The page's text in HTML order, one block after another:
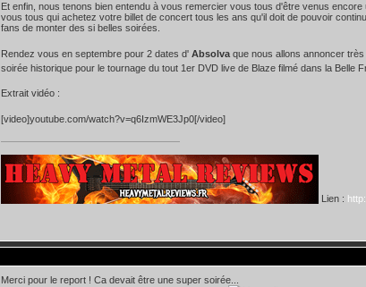
Et enfin, nous tenons bien entendu à vous remercier vous tous d'être venus
vous tous qui achetez votre billet de concert tous les ans qu'il doit de pouvoir
fans de monter des si belles soirées.
Rendez vous en septembre pour 2 dates d' Absolva que nous allons annoncer
soirée historique pour le tournage du tout 1er DVD live de Blaze filmé dans la Belle
Extrait vidéo :
[video]youtube.com/watch?v=q6IzmWE3Jp0[/video]
Lien :
Merci pour le report ! Ca devait être une super soirée...